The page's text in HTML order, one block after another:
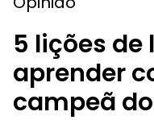
5 lições
aprender
campeã do